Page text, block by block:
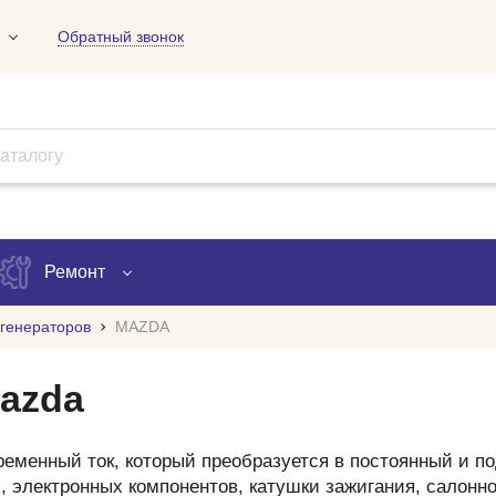
Обратный звонок
Ремонт
Проверка ремонта
MAZDA
ток, который преобразуется в постоянный и
компонентов, катушки зажигания,